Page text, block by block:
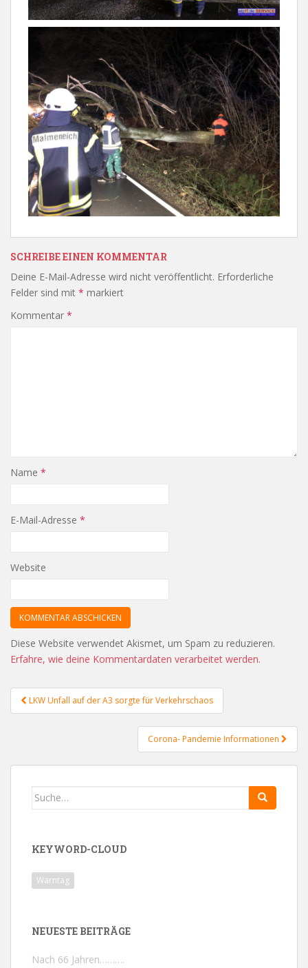
SCHREIBE EINEN KOMMENTAR
Deine E-Mail-Adresse wird nicht veröffentlicht. Erforderliche
Felder sind mit * markiert
Kommentar *
Name *
E-Mail-Adresse *
Website
Diese Website verwendet Akismet, um Spam zu reduzieren.
Erfahre, wie deine Kommentardaten verarbeitet werden.
Beitragsnavigation
LKW Unfall auf der A3 sorgte für Verkehrschaos
Corona- Pandemie Informationen
Search
KEYWORD-CLOUD
Warntag
NEUESTE BEITRÄGE
Nach 66 Jahren……….